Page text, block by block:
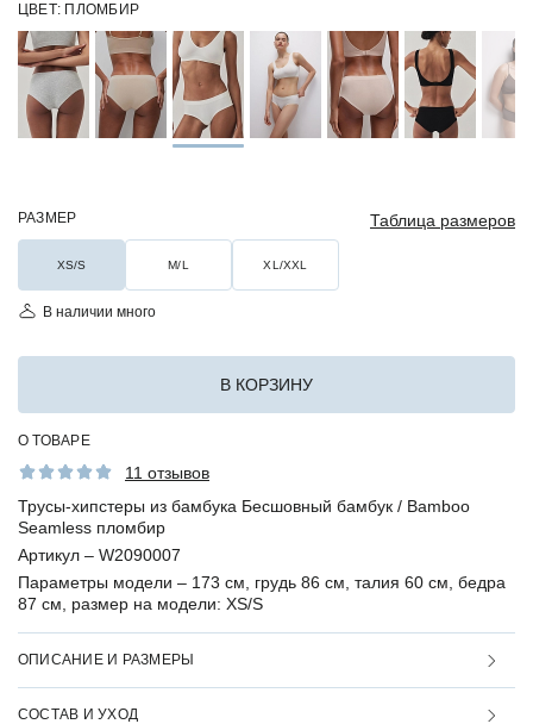
ЦВЕТ: ПЛОМБИР
РАЗМЕР Таблица размеров
XS/S M/L XL/XXL
В наличии много
В КОРЗИНУ
О ТОВАРЕ
11 отзывов
Трусы-хипстеры из бамбука Бесшовный бамбук / Bamboo
Seamless пломбир
Артикул – W2090007
Параметры модели – 173 см, грудь 86 см, талия 60 см, бедра
87 см, размер на модели: XS/S
ОПИСАНИЕ И РАЗМЕРЫ
СОСТАВ И УХОД